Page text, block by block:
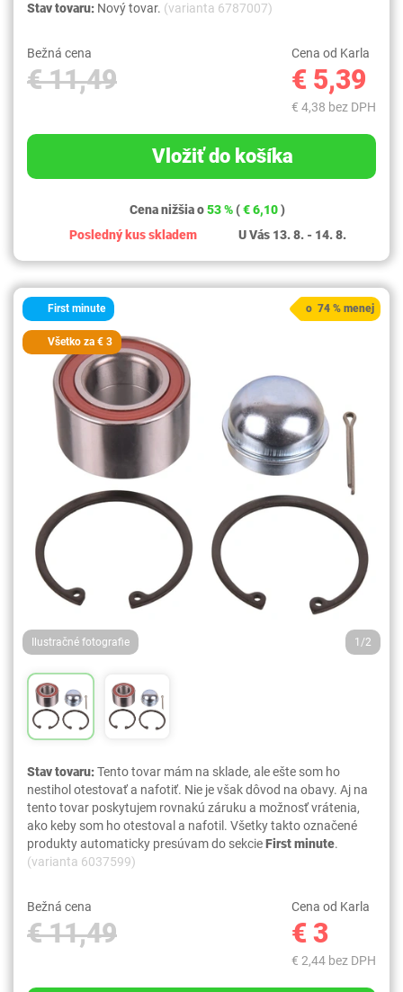
Stav tovaru: Nový tovar. (varianta 6787007)
Bežná cena
€ 11,49
Cena od Karla
€ 5,39
€ 4,38 bez DPH
Vložiť do košíka
Cena nižšia o53 % (€ 6,10)
Posledný kus skladem
U Vás 13. 8. - 14. 8.
First minute
Všetko za € 3
Ilustračné fotografie 1/2
o 74 % menej
Stav tovaru:Tento tovar mám na sklade, ale ešte som ho
nestihol otestovať a nafotiť. Nie je však dôvod na obavy. Aj na
tento tovar poskytujem rovnakú záruku a možnosť vrátenia,
ako keby som ho otestoval a nafotil. Všetky takto označené
produkty automaticky presúvam do sekcieFirst minute.
(varianta 6037599)
Bežná cena
€ 11,49
Cena od Karla
€ 3
€ 2,44 bez DPH